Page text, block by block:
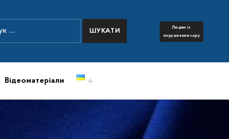
Людям із
порушенням зору
Відеоматеріали